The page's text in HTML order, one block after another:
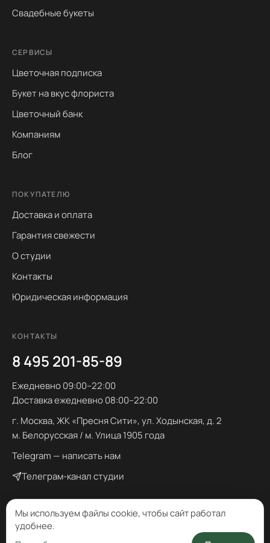
Свадебные букеты
СЕРВИСЫ
Цветочная подписка
Букет на вкус флориста
Цветочный банк
Компаниям
Блог
ПОКУПАТЕЛЮ
Доставка и оплата
Гарантия свежести
О студии
Контакты
Юридическая информация
КОНТАКТЫ
8 495 201-85-89
Ежедневно 09:00–22:00
Доставка ежедневно 08:00–22:00
г. Москва, ЖК «Пресня Сити», ул. Ходынская, д. 2
м. Белорусская / м. Улица 1905 года
Telegram — написать нам
Телеграм-канал студии
Мы используем файлы cookie, чтобы сайт работал
удобнее.